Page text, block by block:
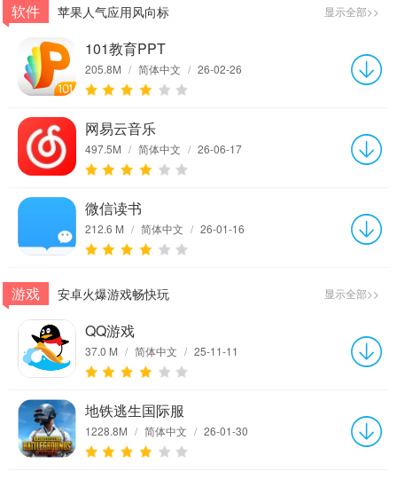
显示全部>>
软件 苹果人气应用风向标
101教育PPT
205.8M / 简体中文 / 26-02-26
网易云音乐
497.5M / 简体中文 / 26-06-17
微信读书
212.6 M / 简体中文 / 26-01-16
显示全部>>
游戏 安卓火爆游戏畅快玩
QQ游戏
37.0 M / 简体中文 / 25-11-11
地铁逃生国际服
1228.8M / 简体中文 / 26-01-30